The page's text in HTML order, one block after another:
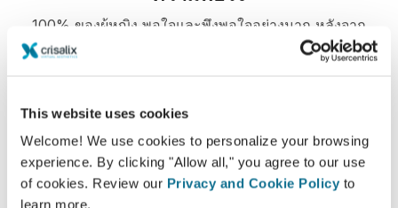
This website uses cookies
Welcome! We use cookies to personalize your browsing
experience. By clicking "Allow all," you agree to our use
of cookies. Review our Privacy and Cookie Policy to
learn more.
100% ของผู้หญิง พอใจและพึงพอใจอย่างมาก หลังจาก
ได้ดูแบบจำลอง Crisalix 3D ก่อนล่วงหน้า*
*Online survey จากคนไข้ที่ได้ทำการเสริมหน้าอกจริง ระหว่าง
พฤษภาคม 2010 ถึง กันยายน 2011 ในประเทศสวิสแลนด์